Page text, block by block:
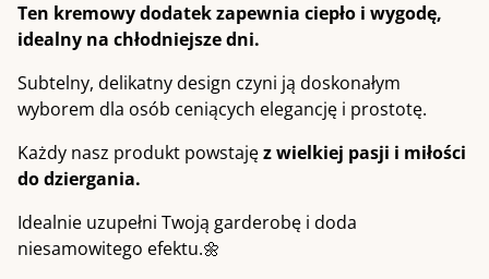
Ten kremowy dodatek zapewnia ciepło i wygodę,
idealny na chłodniejsze dni.
Subtelny, delikatny design czyni ją doskonałym
wyborem dla osób ceniących elegancję i prostotę.
Każdy nasz produkt powstajęz wielkiej pasji i miłości
do dziergania.
Idealnie uzupełni Twoją garderobę i doda
niesamowitego efektu.🌼